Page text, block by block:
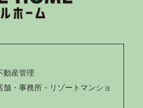
動産管理
・事務所・リゾートマンショ